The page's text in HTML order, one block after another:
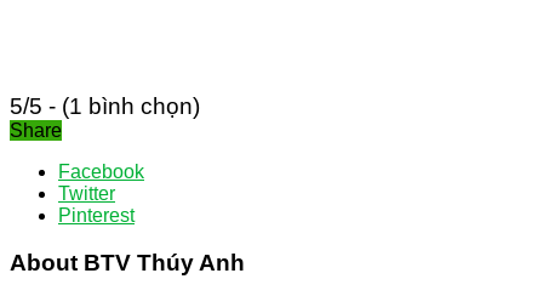
5/5 - (1 bình chọn)
Share
Facebook
Twitter
Pinterest
About BTV Thúy Anh